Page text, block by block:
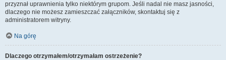
przyznał uprawnienia tylko niektórym grupom. Jeśli nadal nie masz jasności,
dlaczego nie możesz zamieszczać załączników, skontaktuj się z
administratorem witryny.
Na górę
Dlaczego otrzymałem/otrzymałam ostrzeżenie?